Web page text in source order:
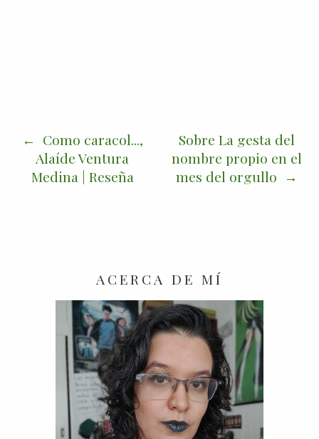
Como caracol...,
Alaíde Ventura
Medina | Reseña
Sobre La gesta del
nombre propio en el
mes del orgullo
ACERCA DE MÍ